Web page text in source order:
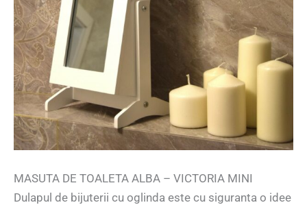
MASUTA DE TOALETA ALBA – VICTORIA MINI
Dulapul de bijuterii cu oglinda este cu siguranta o idee